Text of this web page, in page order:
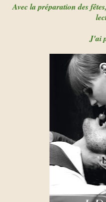
Avec la préparation des
J'ai